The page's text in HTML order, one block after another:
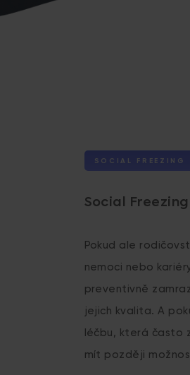
SOCIAL FREEZING
Social
Pokud ale
nemoci nebo
preventivně
jejich kvalita. A
léčbu, která často
mít později